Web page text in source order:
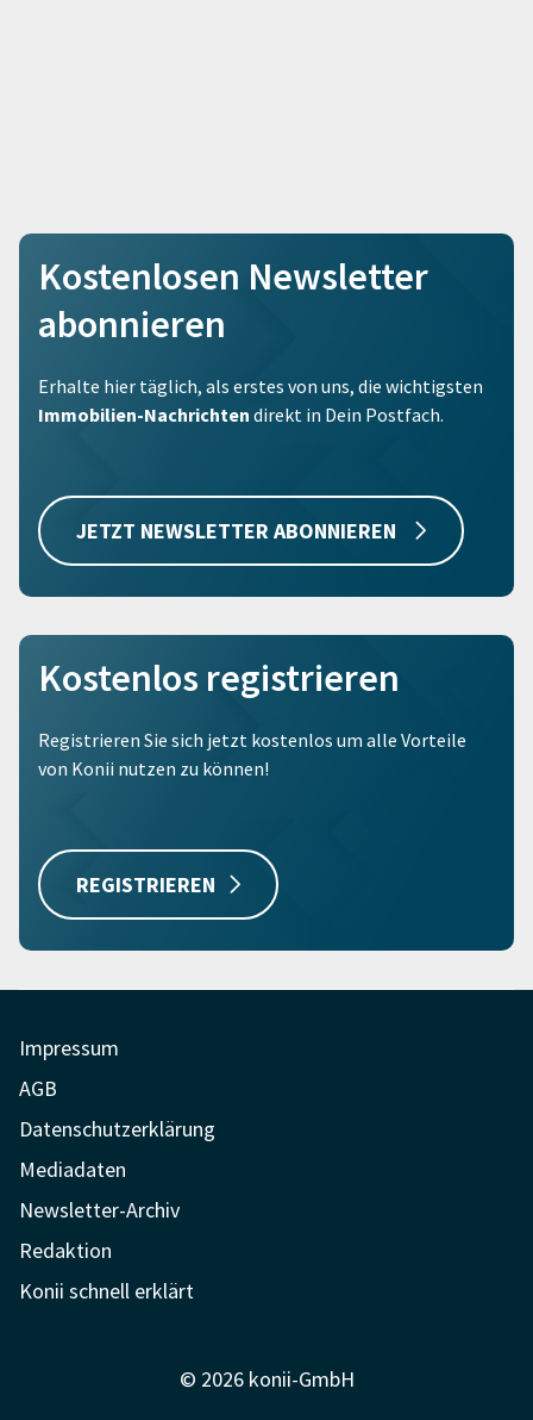
Kostenlosen Newsletter
abonnieren
Erhalte hier täglich, als erstes von uns, die wichtigsten
Immobilien-Nachrichten direkt in Dein Postfach.
JETZT NEWSLETTER ABONNIEREN
Kostenlos registrieren
Registrieren Sie sich jetzt kostenlos um alle Vorteile
von Konii nutzen zu können!
REGISTRIEREN
Impressum
AGB
Datenschutzerklärung
Mediadaten
Newsletter-Archiv
Redaktion
Konii schnell erklärt
© 2026 konii-GmbH